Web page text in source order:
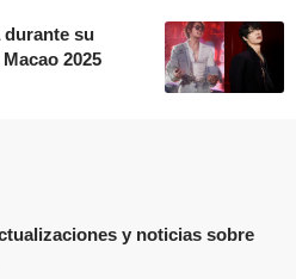
durante su
2025